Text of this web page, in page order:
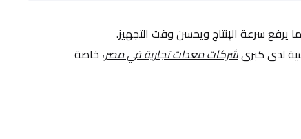
يرفع سرعة الإنتاج ويحسن وقت التجهيز.
لدى كبرى شركات معدات تجارية في مصر